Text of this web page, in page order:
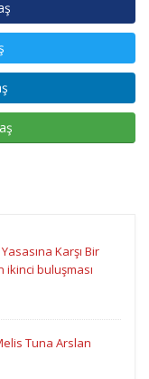
Karşı Bir
buluşması
Tuna Arslan